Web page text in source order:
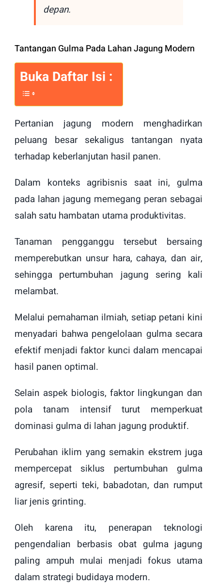
depan.
Tantangan Gulma Pada Lahan Jagung Modern
Buka Daftar Isi :
Pertanian jagung modern menghadirkan
peluang besar sekaligus tantangan nyata
terhadap keberlanjutan hasil panen.
Dalam konteks agribisnis saat ini, gulma
pada lahan jagung memegang peran sebagai
salah satu hambatan utama produktivitas.
Tanaman pengganggu tersebut bersaing
memperebutkan unsur hara, cahaya, dan air,
sehingga pertumbuhan jagung sering kali
melambat.
Melalui pemahaman ilmiah, setiap petani kini
menyadari bahwa pengelolaan gulma secara
efektif menjadi faktor kunci dalam mencapai
hasil panen optimal.
Selain aspek biologis, faktor lingkungan dan
pola tanam intensif turut memperkuat
dominasi gulma di lahan jagung produktif.
Perubahan iklim yang semakin ekstrem juga
mempercepat siklus pertumbuhan gulma
agresif, seperti teki, babadotan, dan rumput
liar jenis grinting.
Oleh karena itu, penerapan teknologi
pengendalian berbasis obat gulma jagung
paling ampuh mulai menjadi fokus utama
dalam strategi budidaya modern.